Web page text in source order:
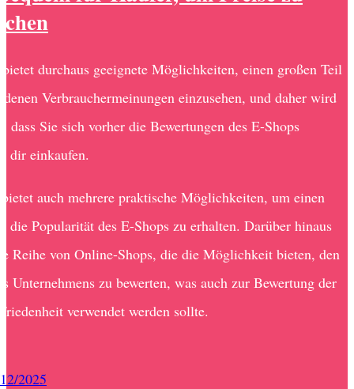
durchaus geeignete Möglichkeiten, einen großen Teil
Verbrauchermeinungen einzusehen, und daher wird
dass Sie sich vorher die Bewertungen des E-Shops
dir einkaufen.
auch mehrere praktische Möglichkeiten, um einen
die Popularität des E-Shops zu erhalten. Darüber hinaus
Reihe von Online-Shops, die die Möglichkeit bieten, den
Unternehmens zu bewerten, was auch zur Bewertung der
verwendet werden sollte.
2025